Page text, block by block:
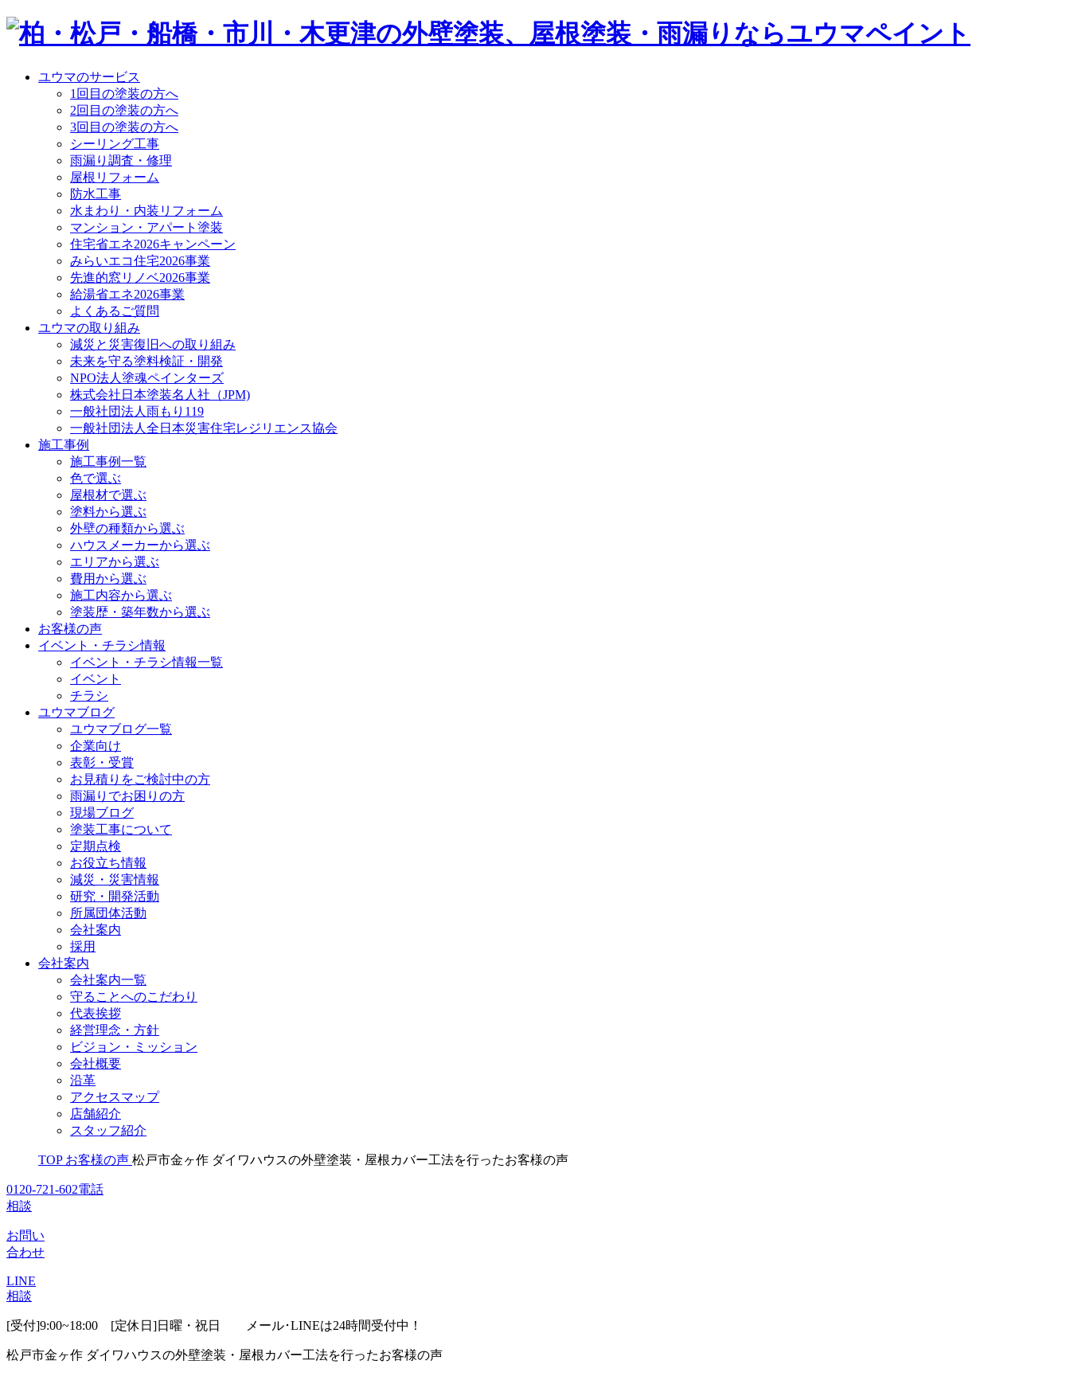
ユウマのサービス
1回目の塗装の方へ
2回目の塗装の方へ
3回目の塗装の方へ
シーリング工事
雨漏り調査・修理
屋根リフォーム
防水工事
水まわり・内装リフォーム
マンション・アパート塗装
住宅省エネ2026キャンペーン
みらいエコ住宅2026事業
先進的窓リノベ2026事業
給湯省エネ2026事業
よくあるご質問
ユウマの取り組み
減災と災害復旧への取り組み
未来を守る塗料検証・開発
NPO法人塗魂ペインターズ
株式会社日本塗装名人社（JPM)
一般社団法人雨もり119
一般社団法人全日本災害住宅レジリエンス協会
施工事例
施工事例一覧
色で選ぶ
屋根材で選ぶ
塗料から選ぶ
外壁の種類から選ぶ
ハウスメーカーから選ぶ
エリアから選ぶ
費用から選ぶ
施工内容から選ぶ
塗装歴・築年数から選ぶ
お客様の声
イベント・チラシ情報
イベント・チラシ情報一覧
イベント
チラシ
ユウマブログ
ユウマブログ一覧
企業向け
表彰・受賞
お見積りをご検討中の方
雨漏りでお困りの方
現場ブログ
塗装工事について
定期点検
お役立ち情報
減災・災害情報
研究・開発活動
所属団体活動
会社案内
採用
会社案内
会社案内一覧
守ることへのこだわり
代表挨拶
経営理念・方針
ビジョン・ミッション
会社概要
沿革
アクセスマップ
店舗紹介
スタッフ紹介
TOP お客様の声 松戸市金ヶ作 ダイワハウスの外壁塗装・屋根カバー工法を行ったお客様の声
0120-721-602電話
相談
お問い
合わせ
LINE
相談
[受付]9:00~18:00 [定休日]日曜・祝日 メール･LINEは24時間受付中！
松戸市金ヶ作 ダイワハウスの外壁塗装・屋根カバー工法を行ったお客様の声